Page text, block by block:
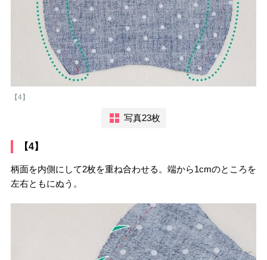
【4】
写真23枚
【4】
柄面を内側にして2枚を重ね合わせる。端から1cmのところを
左右ともにぬう。